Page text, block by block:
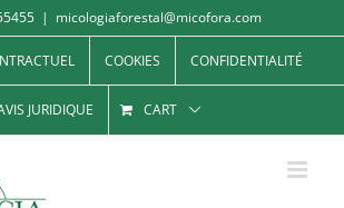
| micologiaforestal@micofora.com
COOKIES CONFIDENTIALITÉ
JURIDIQUE CART